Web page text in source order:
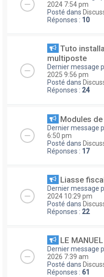
2024 7:54 pm
Posté dans
Réponses : 10
Tuto
multiposte
Dernier message
2025 9:56 pm
Posté dans
Réponses : 24
Modules
Dernier message
6:50 pm
Posté dans
Réponses : 17
Liasse
Dernier message
2024 10:29 pm
Posté dans
Réponses : 22
LE
Dernier message
2026 7:39 am
Posté dans
Réponses : 61